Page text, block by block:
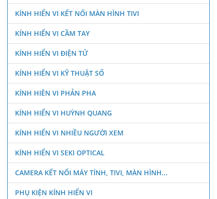
KÍNH HIỂN VI KẾT NỐI MÀN HÌNH TIVI
KÍNH HIỂN VI CẦM TAY
KÍNH HIỂN VI ĐIỆN TỬ
KÍNH HIỂN VI KỸ THUẬT SỐ
KÍNH HIÊN VI PHẢN PHA
KÍNH HIỂN VI HUỲNH QUANG
KÍNH HIỂN VI NHIỀU NGƯỜI XEM
KÍNH HIỂN VI SEKI OPTICAL
CAMERA KẾT NỐI MÁY TÍNH, TIVI, MÀN HÌNH...
PHỤ KIỆN KÍNH HIỂN VI